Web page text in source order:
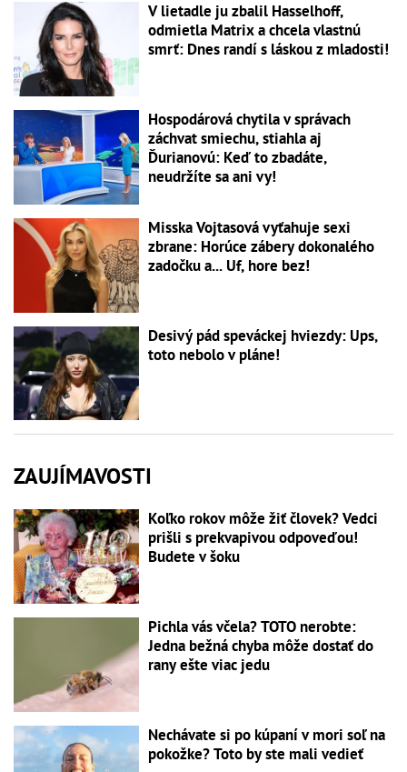
V lietadle ju zbalil Hasselhoff,
odmietla Matrix a chcela vlastnú
smrť: Dnes randí s láskou z mladosti!
Hospodárová chytila v správach
záchvat smiechu, stiahla aj
Ďurianovú: Keď to zbadáte,
neudržíte sa ani vy!
Misska Vojtasová vyťahuje sexi
zbrane: Horúce zábery dokonalého
zadočku a... Uf, hore bez!
Desivý pád speváckej hviezdy: Ups,
toto nebolo v pláne!
ZAUJÍMAVOSTI
Koľko rokov môže žiť človek? Vedci
prišli s prekvapivou odpoveďou!
Budete v šoku
Pichla vás včela? TOTO nerobte:
Jedna bežná chyba môže dostať do
rany ešte viac jedu
Nechávate si po kúpaní v mori soľ na
pokožke? Toto by ste mali vedieť